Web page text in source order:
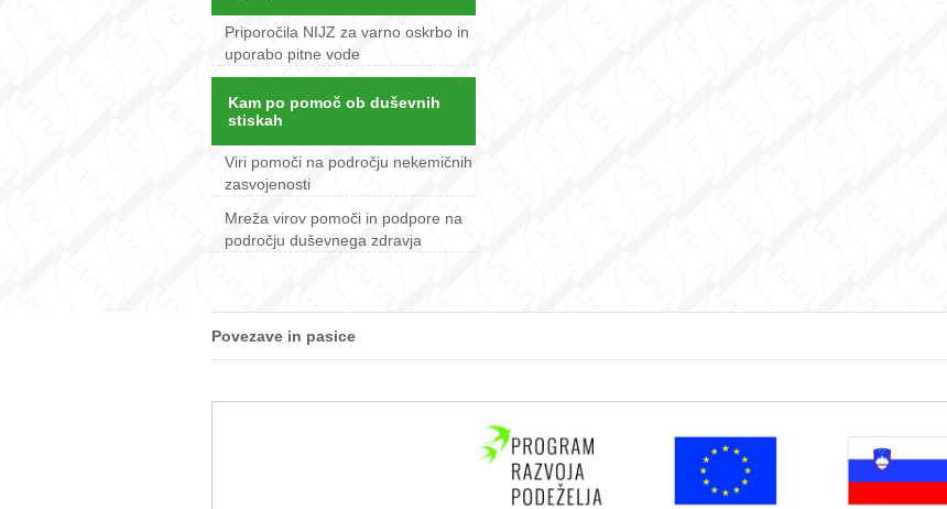
Priporočila NIJZ za varno oskrbo in
uporabo pitne vode
Kam po pomoč ob duševnih
stiskah
Viri pomoči na področju nekemičnih
zasvojenosti
Mreža virov pomoči in podpore na
področju duševnega zdravja
Povezave in pasice